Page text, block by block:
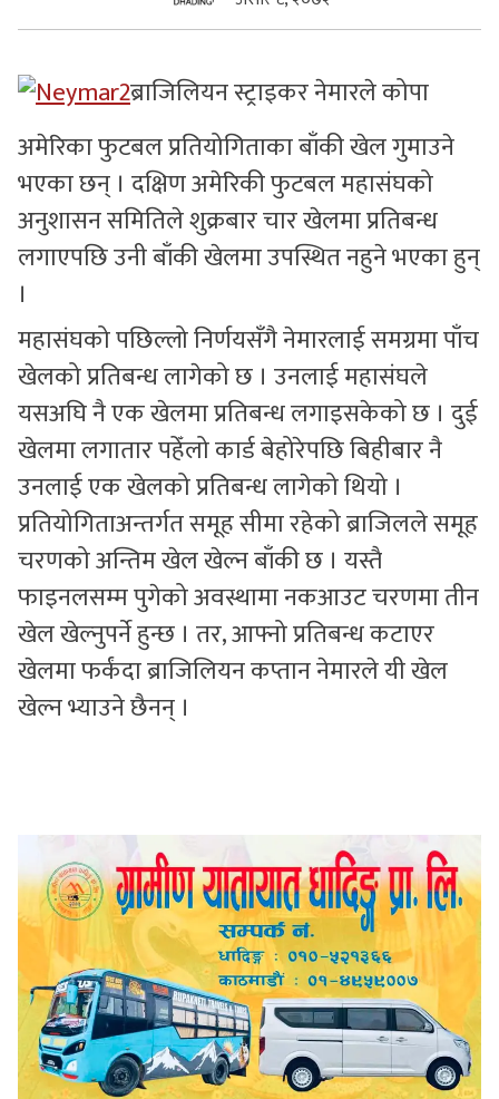
सुचनाहरु
स्वास्थ्य
भिडियो
ब्राजिलियन स्ट्राइकर नेमारले कोपा
अमेरिका फुटबल प्रतियोगिताका बाँकी खेल गुमाउने
भएका छन् । दक्षिण अमेरिकी फुटबल महासंघको
अनुशासन समितिले शुक्रबार चार खेलमा प्रतिबन्ध
लगाएपछि उनी बाँकी खेलमा उपस्थित नहुने भएका हुन्
।
महासंघको पछिल्लो निर्णयसँगै नेमारलाई समग्रमा पाँच
खेलको प्रतिबन्ध लागेको छ । उनलाई महासंघले
यसअघि नै एक खेलमा प्रतिबन्ध लगाइसकेको छ । दुई
खेलमा लगातार पहेँलो कार्ड बेहोरेपछि बिहीबार नै
उनलाई एक खेलको प्रतिबन्ध लागेको थियो ।
प्रतियोगिताअन्तर्गत समूह सीमा रहेको ब्राजिलले समूह
चरणको अन्तिम खेल खेल्न बाँकी छ । यस्तै
फाइनलसम्म पुगेको अवस्थामा नकआउट चरणमा तीन
खेल खेल्नुपर्ने हुन्छ । तर, आफ्नो प्रतिबन्ध कटाएर
खेलमा फर्कंदा ब्राजिलियन कप्तान नेमारले यी खेल
खेल्न भ्याउने छैनन् ।